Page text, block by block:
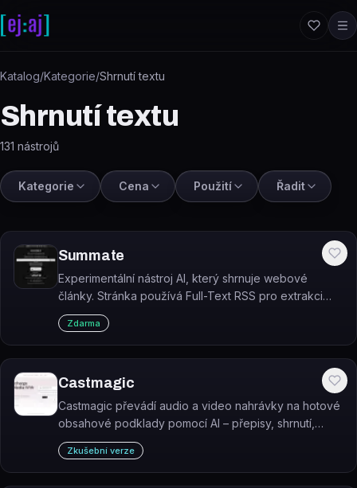
Katalog/Kategorie/Shrnutí textu
Shrnutí textu
131 nástrojů
Kategorie Cena Použití Řadit
Summate
Experimentální nástroj AI, který shrnuje webové
články. Stránka používá Full-Text RSS pro extrakci
článků a OpenAI pro shrnutí článků.
Zdarma
Castmagic
Castmagic převádí audio a video nahrávky na hotové
obsahové podklady pomocí AI – přepisy, shrnutí,
citáty, příspěvky na sociální sítě a další.
Zkušební verze